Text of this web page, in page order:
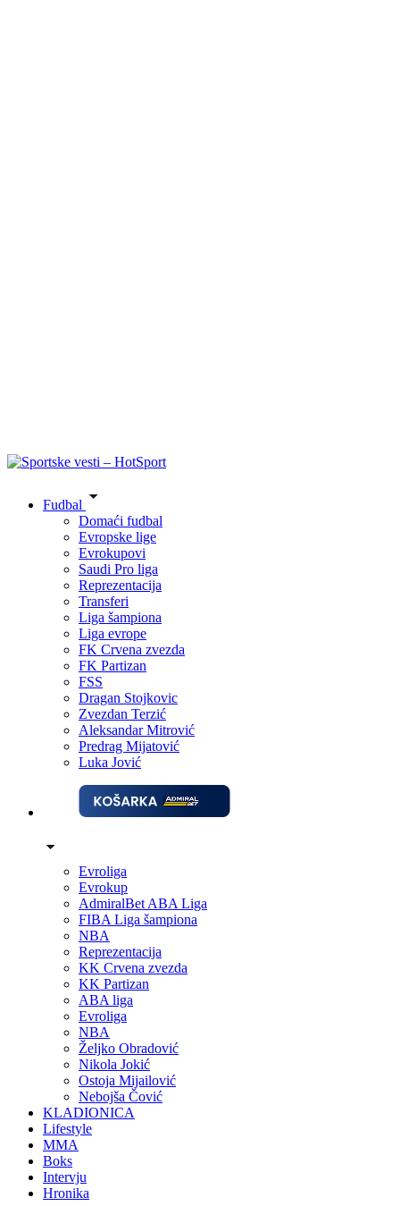
Fudbal
Domaći fudbal
Evropske lige
Evrokupovi
Saudi Pro liga
Reprezentacija
Transferi
Liga šampiona
Liga evrope
FK Crvena zvezda
FK Partizan
FSS
Dragan Stojkovic
Zvezdan Terzić
Aleksandar Mitrović
Predrag Mijatović
Luka Jović
Evroliga
Evrokup
AdmiralBet ABA Liga
FIBA Liga šampiona
NBA
Reprezentacija
KK Crvena zvezda
KK Partizan
ABA liga
Evroliga
NBA
Željko Obradović
Nikola Jokić
Ostoja Mijailović
Nebojša Čović
KLADIONICA
Lifestyle
MMA
Boks
Intervju
Hronika